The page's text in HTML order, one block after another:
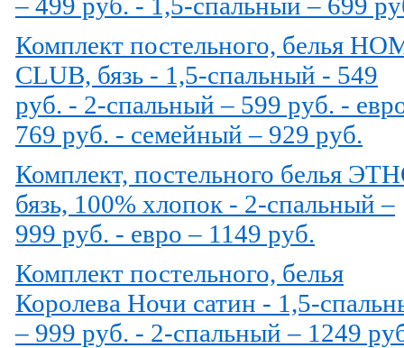
Комплект постельного, белья
CLUB, бязь - 1,5-спальный - 549
руб. - 2-спальный – 599 руб. -
769 руб. - семейный – 929 руб.
Комплект, постельного белья
бязь, 100% хлопок - 2-спальный –
999 руб. - евро – 1149 руб.
Комплект постельного, белья
Королева Ночи сатин - 1,5-
– 999 руб. - 2-спальный – 1249